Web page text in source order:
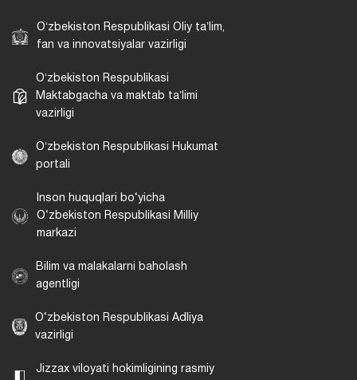
Oʻzbekiston Respublikasi Oliy taʼlim,
fan va innovatsiyalar vazirligi
Oʻzbekiston Respublikasi
Maktabgacha va maktab taʼlimi
vazirligi
Oʻzbekiston Respublikasi Hukumat
portali
Inson huquqlari bo‘yicha
O‘zbekiston Respublikasi Milliy
markazi
Bilim va malakalarni baholash
agentligi
O‘zbekiston Respublikasi Adliya
vazirligi
Jizzax viloyati hokimligining rasmiy